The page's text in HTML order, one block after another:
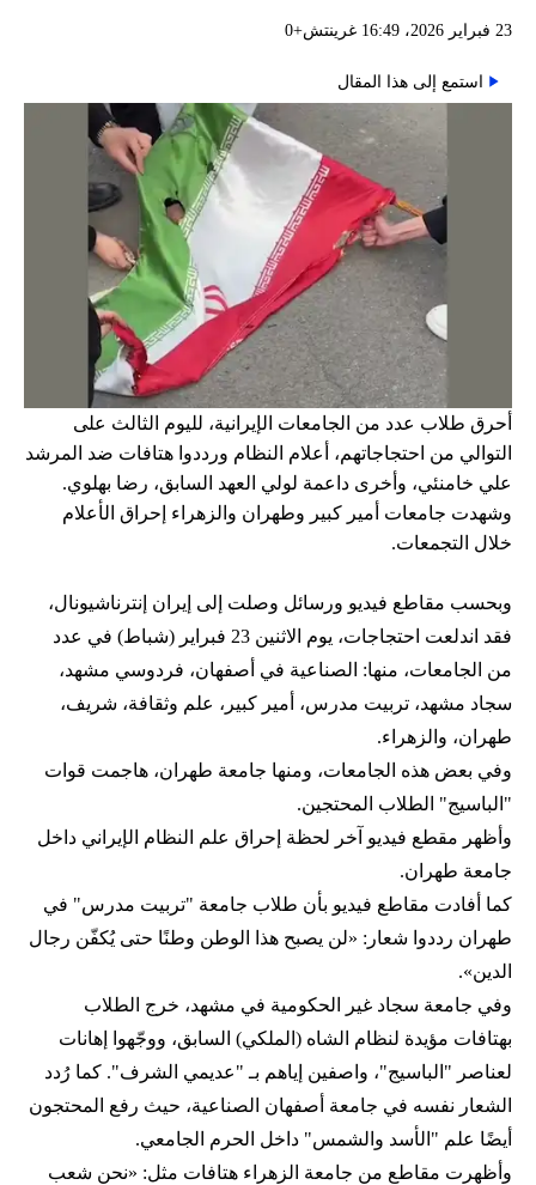
23 فبراير 2026، 16:49 غرينتش+0
استمع إلى هذا المقال
أحرق طلاب عدد من الجامعات الإيرانية، لليوم الثالث على
التوالي من احتجاجاتهم، أعلام النظام ورددوا هتافات ضد المرشد
علي خامنئي، وأخرى داعمة لولي العهد السابق، رضا بهلوي.
وشهدت جامعات أمير كبير وطهران والزهراء إحراق الأعلام
خلال التجمعات.
وبحسب مقاطع فيديو ورسائل وصلت إلى إيران إنترناشيونال،
فقد اندلعت احتجاجات، يوم الاثنين 23 فبراير (شباط) في عدد
من الجامعات، منها: الصناعية في أصفهان، فردوسي مشهد،
سجاد مشهد، تربيت مدرس، أمير كبير، علم وثقافة، شريف،
طهران، والزهراء.
وفي بعض هذه الجامعات، ومنها جامعة طهران، هاجمت قوات
"الباسيج" الطلاب المحتجين.
وأظهر مقطع فيديو آخر لحظة إحراق علم النظام الإيراني داخل
جامعة طهران.
كما أفادت مقاطع فيديو بأن طلاب جامعة "تربيت مدرس" في
طهران رددوا شعار: «لن يصبح هذا الوطن وطنًا حتى يُكفّن رجال
الدين».
وفي جامعة سجاد غير الحكومية في مشهد، خرج الطلاب
بهتافات مؤيدة لنظام الشاه (الملكي) السابق، ووجّهوا إهانات
لعناصر "الباسيج"، واصفين إياهم بـ "عديمي الشرف". كما رُدد
الشعار نفسه في جامعة أصفهان الصناعية، حيث رفع المحتجون
أيضًا علم "الأسد والشمس" داخل الحرم الجامعي.
وأظهرت مقاطع من جامعة الزهراء هتافات مثل: «نحن شعب